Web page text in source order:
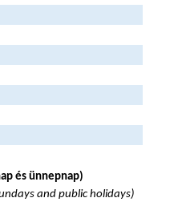
és ünnepnap)
and public holidays)